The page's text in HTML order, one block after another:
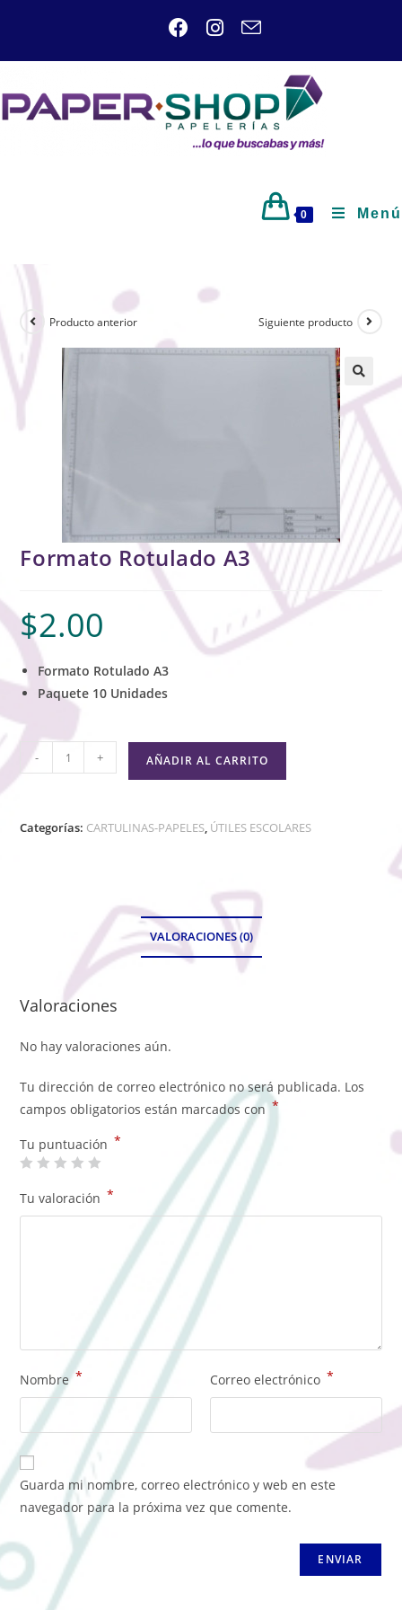
0 Menú
Producto anterior Siguiente producto
🔍
Formato Rotulado A3
$2.00
Formato Rotulado A3
Paquete 10 Unidades
- + AÑADIR AL CARRITO
Categorías: CARTULINAS-PAPELES, ÚTILES ESCOLARES
VALORACIONES (0)
Valoraciones
No hay valoraciones aún.
Tu dirección de correo electrónico no será publicada. Los
campos obligatorios están marcados con *
Tu puntuación *
Tu valoración *
Nombre* Correo electrónico *
Guarda mi nombre, correo electrónico y web en este
navegador para la próxima vez que comente.